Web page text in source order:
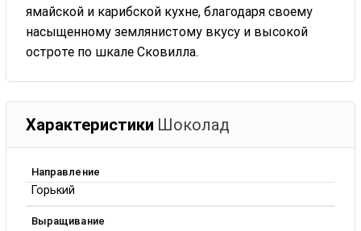
ямайской и карибской кухне, благодаря своему
насыщенному землянистому вкусу и высокой
остроте по шкале Сковилла.
Характеристики Шоколад
Направление
Горький
Выращивание